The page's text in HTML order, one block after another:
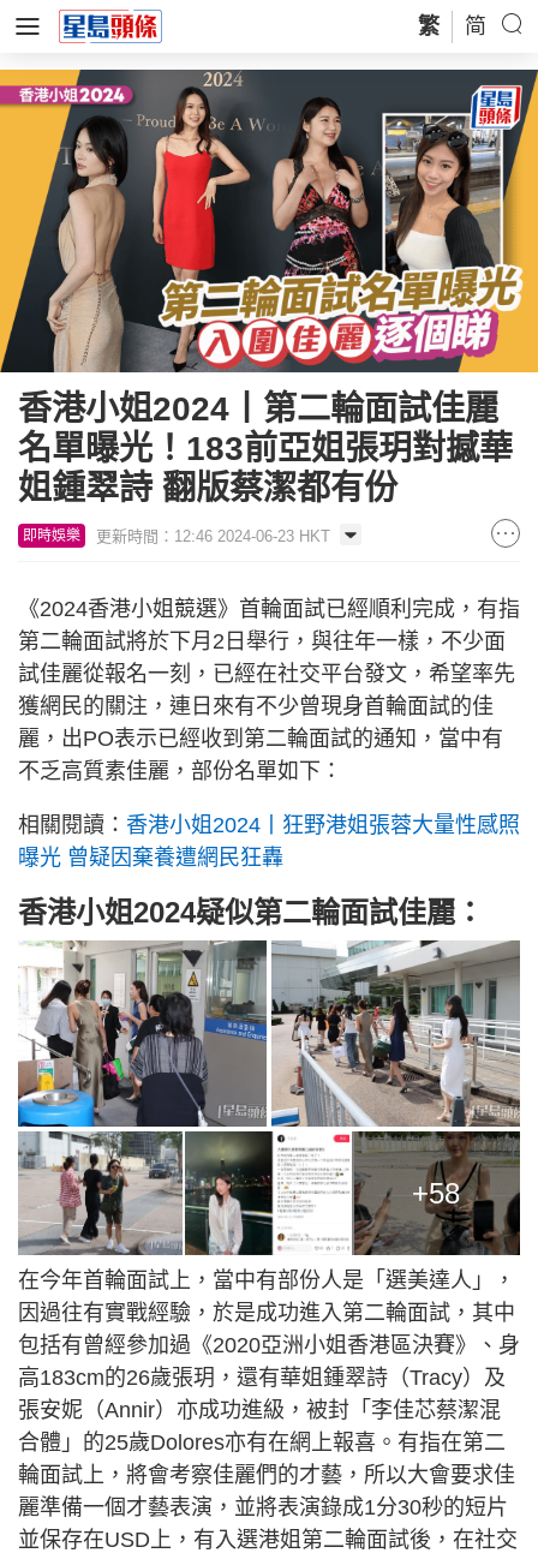
繁 简
香港小姐2024丨第二輪面試佳麗
名單曝光！183前亞姐張玥對撼華
姐鍾翠詩 翻版蔡潔都有份
即時娛樂 更新時間：12:46 2024-06-23 HKT
《2024香港小姐競選》首輪面試已經順利完成，有指
第二輪面試將於下月2日舉行，與往年一樣，不少面
試佳麗從報名一刻，已經在社交平台發文，希望率先
獲網民的關注，連日來有不少曾現身首輪面試的佳
麗，出PO表示已經收到第二輪面試的通知，當中有
不乏高質素佳麗，部份名單如下：
相關閱讀： 香港小姐2024丨狂野港姐張蓉大量性感照
曝光 曾疑因棄養遭網民狂轟
香港小姐2024疑似第二輪面試佳麗：
+58
在今年首輪面試上，當中有部份人是「選美達人」，
因過往有實戰經驗，於是成功進入第二輪面試，其中
包括有曾經參加過《2020亞洲小姐香港區決賽》、身
高183cm的26歲張玥，還有華姐鍾翠詩（Tracy）及
張安妮（Annir）亦成功進級，被封「李佳芯蔡潔混
合體」的25歲Dolores亦有在網上報喜。有指在第二
輪面試上，將會考察佳麗們的才藝，所以大會要求佳
麗準備一個才藝表演，並將表演錄成1分30秒的短片
並保存在USD上，有入選港姐第二輪面試後，在社交